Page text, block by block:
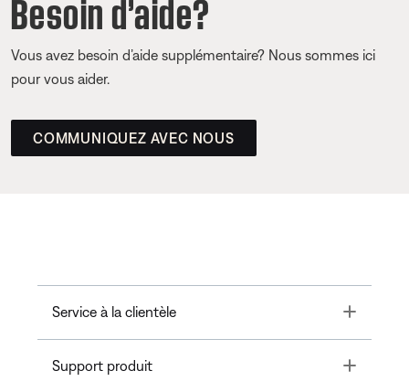
Vous avez besoin d’aide supplémentaire? Nous sommes ici
pour vous aider.
COMMUNIQUEZ AVEC NOUS
Service à la clientèle Toggle
Support produit Toggle